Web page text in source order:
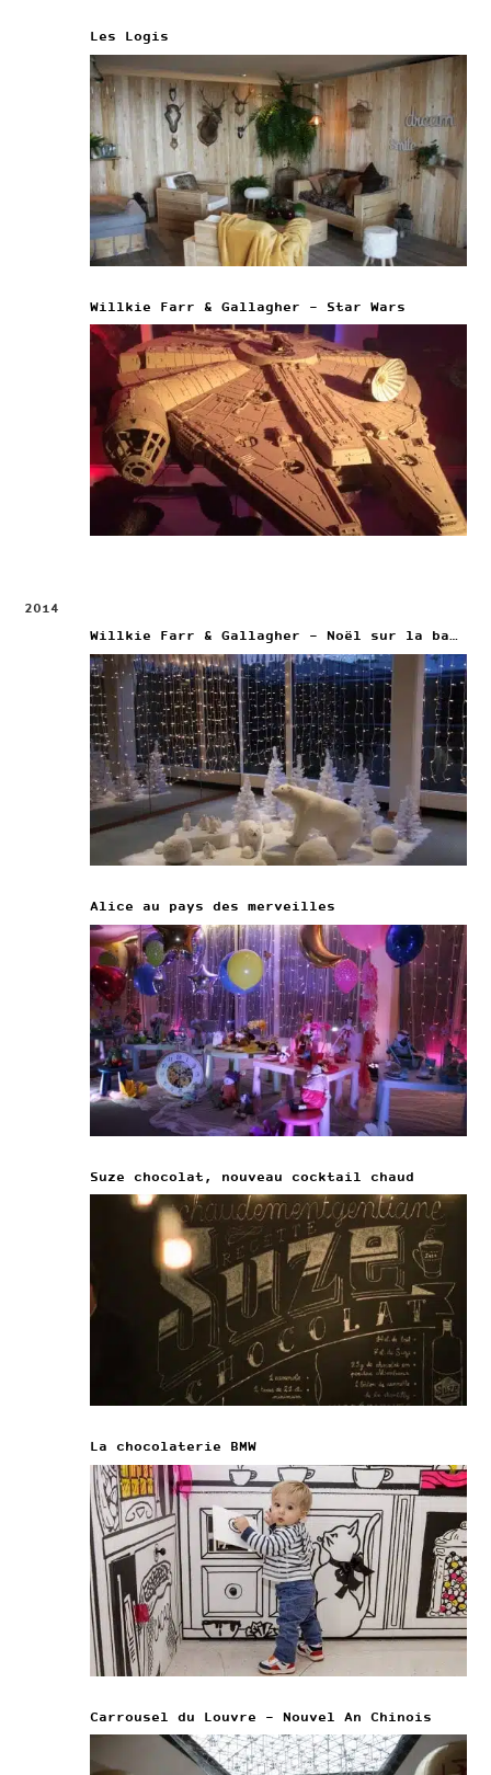
Les Logis
Willkie Farr & Gallagher – Star Wars
2014
Willkie Farr & Gallagher – Noël sur la banquise
Alice au pays des merveilles
Suze chocolat, nouveau cocktail chaud
La chocolaterie BMW
Carrousel du Louvre – Nouvel An Chinois